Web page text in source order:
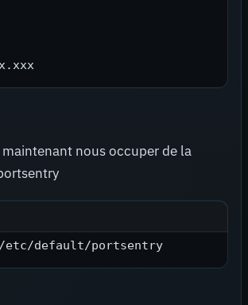
nous occuper de la
/etc/default/portsentry